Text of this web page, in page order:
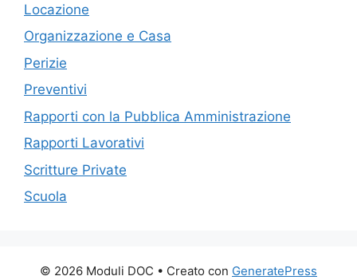
Locazione
Organizzazione e Casa
Perizie
Preventivi
Rapporti con la Pubblica Amministrazione
Rapporti Lavorativi
Scritture Private
Scuola
© 2026 Moduli DOC • Creato con GeneratePress